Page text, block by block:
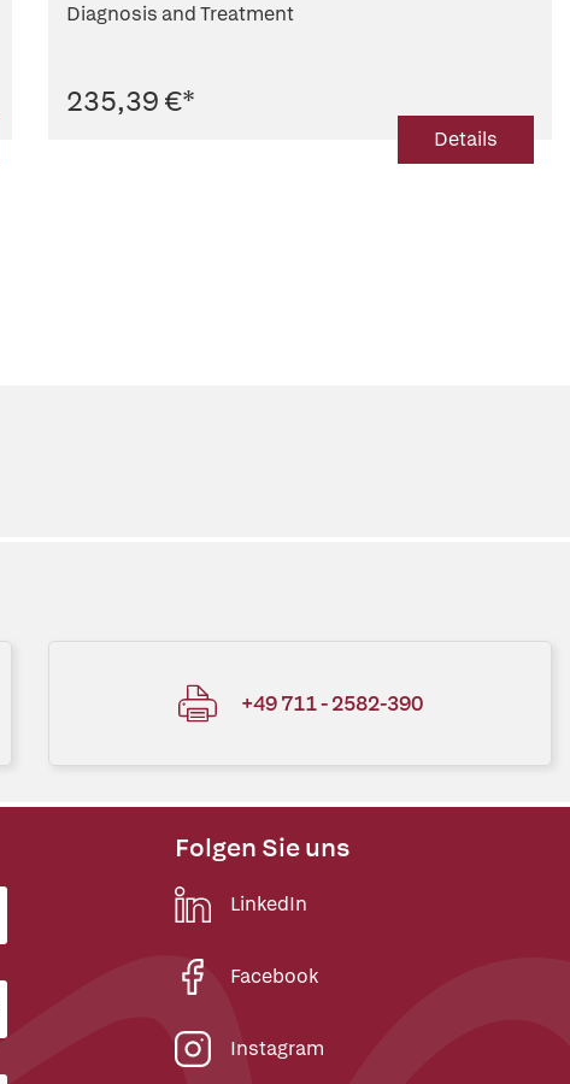
Diagnosis and Treatment
235,39 €*
Details
+49 711 - 2582-390
Folgen Sie uns
LinkedIn
Facebook
Instagram